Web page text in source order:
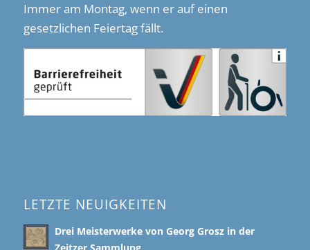
Immer am Montag, wenn er auf einen
gesetzlichen Feiertag fällt.
LETZTE NEUIGKEITEN
Drei Meisterwerke von Georg Grosz in der